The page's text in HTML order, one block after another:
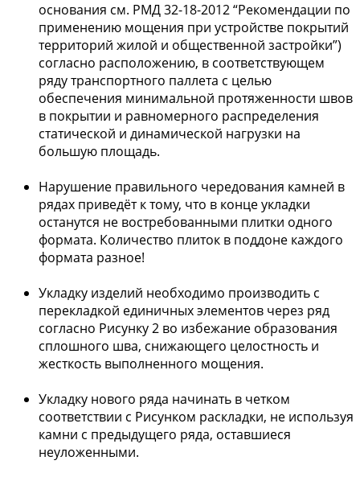
основания см. РМД 32-18-2012 “Рекомендации по
применению мощения при устройстве покрытий
территорий жилой и общественной застройки”)
согласно расположению, в соответствующем
ряду транспортного паллета с целью
обеспечения минимальной протяженности швов
в покрытии и равномерного распределения
статической и динамической нагрузки на
большую площадь.
Нарушение правильного чередования камней в
рядах приведёт к тому, что в конце укладки
останутся не востребованными плитки одного
формата. Количество плиток в поддоне каждого
формата разное!
Укладку изделий необходимо производить с
перекладкой единичных элементов через ряд
согласно Рисунку 2 во избежание образования
сплошного шва, снижающего целостность и
жесткость выполненного мощения.
Укладку нового ряда начинать в четком
соответствии с Рисунком раскладки, не используя
камни с предыдущего ряда, оставшиеся
неуложенными.